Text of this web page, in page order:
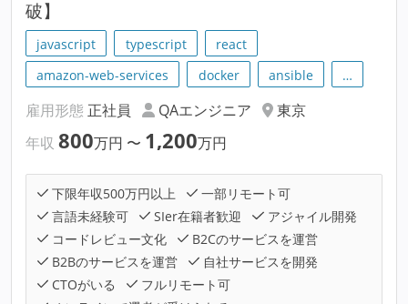
破】
javascript typescript
react
amazon-web-services
docker ansible …
雇用形態 正社員 QAエンジニア
東京
年収 800万円 〜 1,200万円
下限年収500万円以上
一部リモート可
言語未経験可
SIer在籍者歓迎
アジャイル開発
コードレビュー文化
B2Cのサービスを運営
B2Bのサービスを運営
自社サービスを開発
CTOがいる
フルリモート可